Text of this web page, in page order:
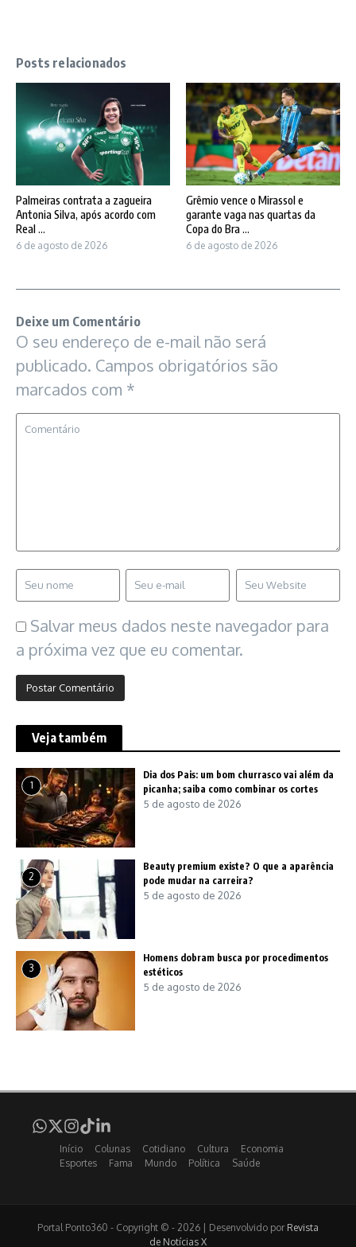
Posts relacionados
Palmeiras contrata a zagueira
Antonia Silva, após acordo com
Real ...
6 de agosto de 2026
Grêmio vence o Mirassol e
garante vaga nas quartas da
Copa do Bra ...
6 de agosto de 2026
Deixe um Comentário
O seu endereço de e-mail não será
publicado. Campos obrigatórios são
marcados com *
Salvar meus dados neste navegador para
a próxima vez que eu comentar.
Veja também
1
Dia dos Pais: um bom churrasco vai além da
picanha; saiba como combinar os cortes
5 de agosto de 2026
2
Beauty premium existe? O que a aparência
pode mudar na carreira?
5 de agosto de 2026
3
Homens dobram busca por procedimentos
estéticos
5 de agosto de 2026
Início Colunas Cotidiano Cultura
Economia
Esportes
Fama Mundo Política Saúde
Portal Ponto360 - Copyright © - 2026 | Desenvolvido por Revista
de Notícias X